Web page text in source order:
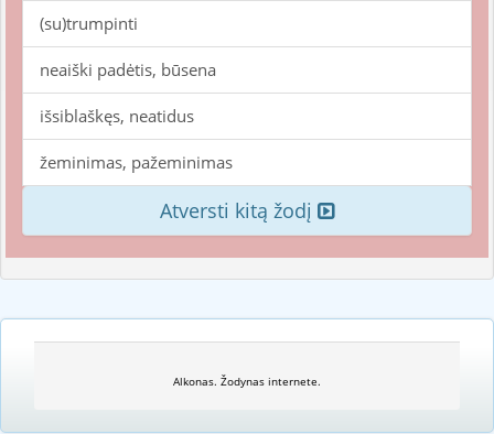
(su)trumpinti
neaiški padėtis, būsena
išsiblaškęs, neatidus
žeminimas, pažeminimas
Atversti kitą žodį
Alkonas. Žodynas internete.